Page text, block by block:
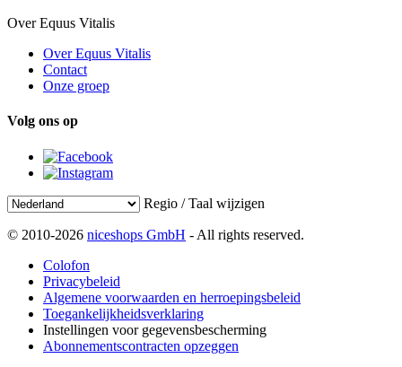
Over Equus Vitalis
Over Equus Vitalis
Contact
Onze groep
Volg ons op
Regio / Taal wijzigen
© 2010-2026 niceshops GmbH - All rights reserved.
Colofon
Privacybeleid
Algemene voorwaarden en herroepingsbeleid
Toegankelijkheidsverklaring
Instellingen voor gegevensbescherming
Abonnementscontracten opzeggen